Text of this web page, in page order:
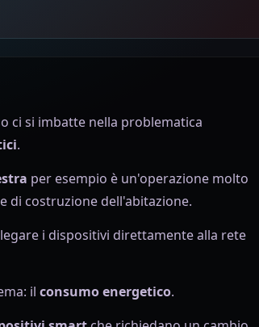
ci si imbatte nella problematica
.
per esempio è un'operazione molto
di costruzione dell'abitazione.
i dispositivi direttamente alla rete
il consumo energetico.